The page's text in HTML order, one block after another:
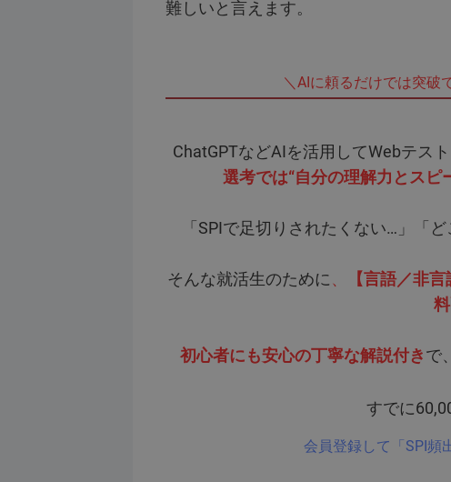
難しいと言えます。
＼AIに頼るだけでは突破
ChatGPTなどAIを活用してWebテス
選考では“自分の理解力とスピ
「SPIで足切りされたくない…」「
そんな就活生のために、
【言語／非
初心者にも安心の丁寧な解説付きで
すでに
会員登録して「SPI頻